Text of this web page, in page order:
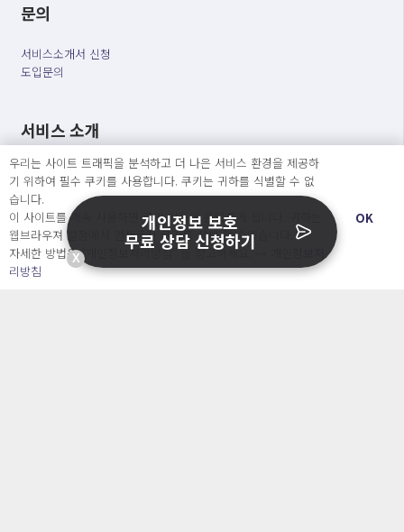
문의
서비스소개서 신청
도입문의
서비스 소개
개인정보 보호 컨설팅
가격
정부지원사업
블로그&자료실
자주 묻는 질문
회사소개 & 채용
ENGLISH
우리는 사이트 트래픽을 분석하고 더 나은 서비스 환경을 제공하
기 위하여 필수 쿠키를 사용합니다. 쿠키는 귀하를 식별할 수 없
습니다.
이 사이트를 계속 사용하면 쿠키 사용에 동의하게 됩니다. 귀하는
웹브라우져 설정에서 언제든지 쿠키를 삭제 할 수있습니다.
자세한 방법은 “개인정보처리방침” 을 참고하세요. →
리방침
OK
X
개인정보 보호
무료 상담 신청하기